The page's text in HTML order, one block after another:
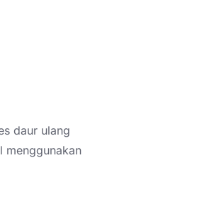
daur ulang
menggunakan